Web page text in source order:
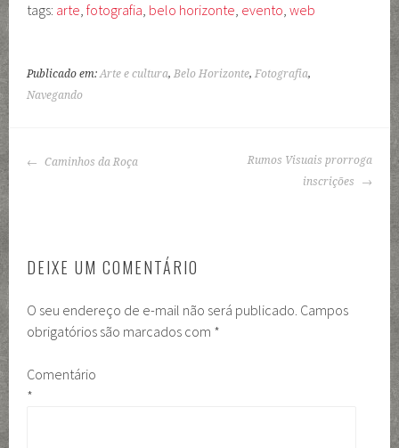
tags: arte,fotografia, belo horizonte, evento,web
Publicado em:Arte e cultura,Belo Horizonte,Fotografia,
Navegando
NAVEGAÇÃO
Caminhos da Roça
Rumos Visuais prorroga
inscrições
DEIXE UM COMENTÁRIO
O seu endereço de e-mail não será publicado. Campos
obrigatórios são marcados com *
Comentário
*